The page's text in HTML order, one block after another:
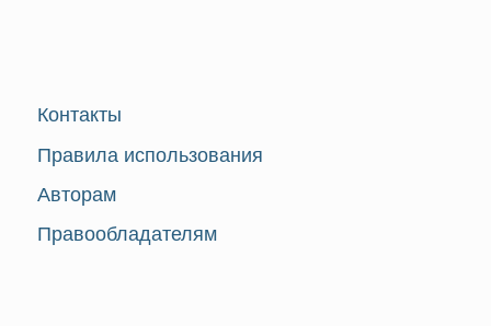
Контакты
Правила использования
Авторам
Правообладателям